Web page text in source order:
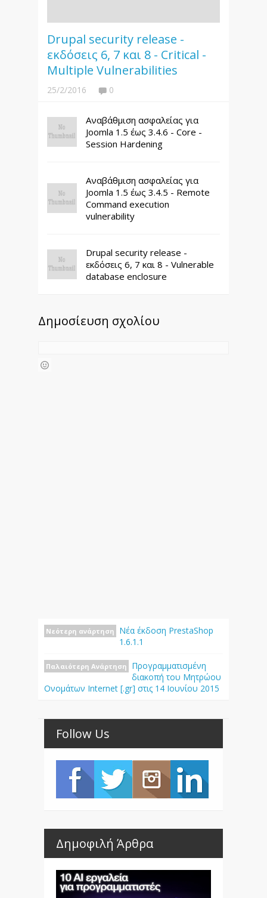
Drupal security release -
εκδόσεις 6, 7 και 8 - Critical -
Multiple Vulnerabilities
25/2/2016 0
Αναβάθμιση ασφαλείας για
Joomla 1.5 έως 3.4.6 - Core -
Session Hardening
Αναβάθμιση ασφαλείας για
Joomla 1.5 έως 3.4.5 - Remote
Command execution
vulnerability
Drupal security release -
εκδόσεις 6, 7 και 8 - Vulnerable
database enclosure
Δημοσίευση σχολίου
Νεότερη ανάρτηση
Νέα έκδοση PrestaShop
1.6.1.1
Παλαιότερη Ανάρτηση
Προγραμματισμένη
διακοπή του Μητρώου
Ονομάτων Internet [.gr] στις 14 Ιουνίου 2015
Follow Us
Δημοφιλή Άρθρα